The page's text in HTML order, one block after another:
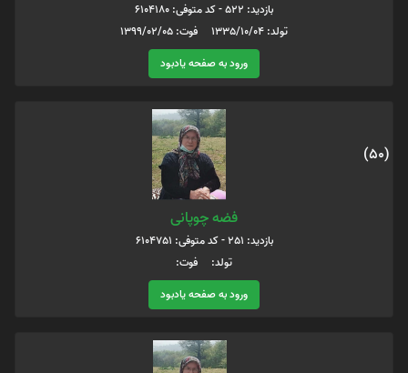
بازدید: 522 - کد متوفی: 6104180
تولد: 1335/10/04 فوت: 1399/02/05
ورود به صفحه یادبود
(50)
فضه چوپانی
بازدید: 251 - کد متوفی: 6104751
تولد: فوت:
ورود به صفحه یادبود